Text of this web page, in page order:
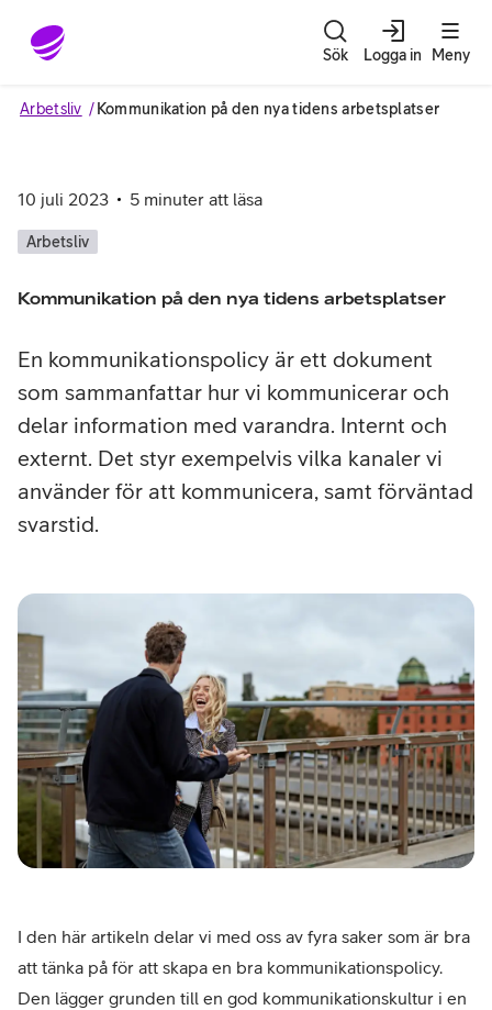
Gå till sidans innehåll
Sök Logga in Meny
Arbetsliv Kommunikation på den nya tidens arbetsplatser
10 juli 2023 5 minuter att läsa
Arbetsliv
Kommunikation på den nya tidens arbetsplatser
En kommunikationspolicy är ett dokument
som sammanfattar hur vi kommunicerar och
delar information med varandra. Internt och
externt. Det styr exempelvis vilka kanaler vi
använder för att kommunicera, samt förväntad
svarstid.
I den här artikeln delar vi med oss av fyra saker som är bra
att tänka på för att skapa en bra kommunikationspolicy.
Den lägger grunden till en god kommunikationskultur i en